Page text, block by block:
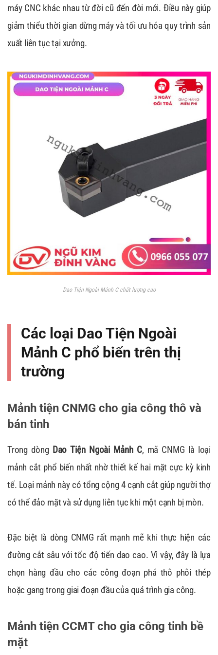
máy CNC khác nhau từ đời cũ đến đời mới. Điều này giúp
giảm thiểu thời gian dừng máy và tối ưu hóa quy trình sản
xuất liên tục tại xưởng.
Dao Tiện Ngoài Mảnh C chất lượng cao
Các loại Dao Tiện Ngoài
Mảnh C phổ biến trên thị
trường
Mảnh tiện CNMG cho gia công thô và
bán tinh
Trong dòng Dao Tiện Ngoài Mảnh C, mã CNMG là loại
mảnh cắt phổ biến nhất nhờ thiết kế hai mặt cực kỳ kinh
tế. Loại mảnh này có tổng cộng 4 cạnh cắt giúp người thợ
có thể đảo mặt và sử dụng liên tục khi một cạnh bị mòn.
Đặc biệt là dòng CNMG rất mạnh mẽ khi thực hiện các
đường cắt sâu với tốc độ tiến dao cao. Vì vậy, đây là lựa
chọn hàng đầu cho các công đoạn phá thô phôi thép
hoặc gang trong giai đoạn đầu của quá trình gia công.
Mảnh tiện CCMT cho gia công tinh bề
mặt